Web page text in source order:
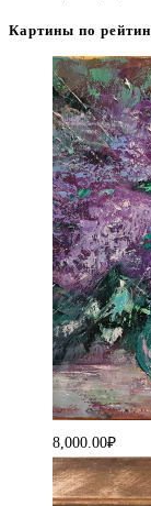
Картины по
8,000.00₽